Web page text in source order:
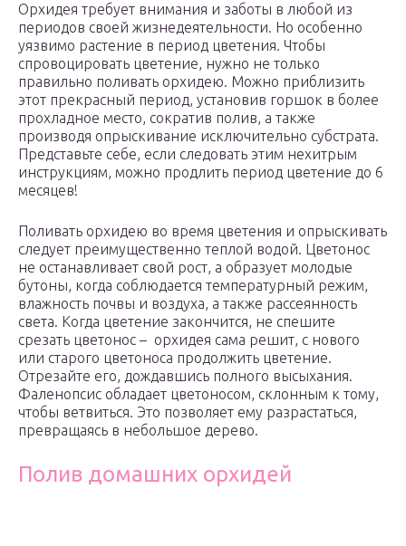
Орхидея требует внимания и заботы в любой из
периодов своей жизнедеятельности. Но особенно
уязвимо растение в период цветения. Чтобы
спровоцировать цветение, нужно не только
правильно поливать орхидею. Можно приблизить
этот прекрасный период, установив горшок в более
прохладное место, сократив полив, а также
производя опрыскивание исключительно субстрата.
Представьте себе, если следовать этим нехитрым
инструкциям, можно продлить период цветение до 6
месяцев!
Поливать орхидею во время цветения и опрыскивать
следует преимущественно теплой водой. Цветонос
не останавливает свой рост, а образует молодые
бутоны, когда соблюдается температурный режим,
влажность почвы и воздуха, а также рассеянность
света. Когда цветение закончится, не спешите
срезать цветонос – орхидея сама решит, с нового
или старого цветоноса продолжить цветение.
Отрезайте его, дождавшись полного высыхания.
Фаленопсис обладает цветоносом, склонным к тому,
чтобы ветвиться. Это позволяет ему разрастаться,
превращаясь в небольшое дерево.
Полив домашних орхидей